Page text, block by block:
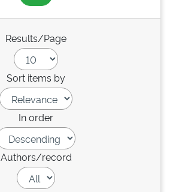
Results/Page
Sort items by
In order
Authors/record